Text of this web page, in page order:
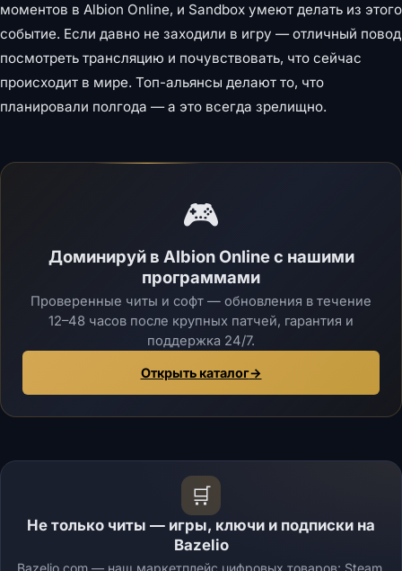
моментов в Albion Online, и Sandbox умеют делать из этого
событие. Если давно не заходили в игру — отличный повод
посмотреть трансляцию и почувствовать, что сейчас
происходит в мире. Топ-альянсы делают то, что
планировали полгода — а это всегда зрелищно.
🎮
Доминируй в Albion Online с нашими
программами
Проверенные читы и софт — обновления в течение
12–48 часов после крупных патчей, гарантия и
поддержка 24/7.
Открыть каталог→
🛒
Не только читы — игры, ключи и подписки на
Bazelio
Bazelio.com — наш маркетплейс цифровых товаров: Steam,